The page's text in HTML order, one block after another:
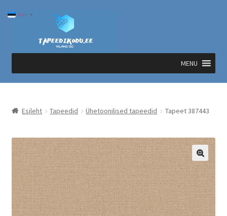
Liigu
navigeerimisele
Liigu
MENU
Esileht Tapeedid Ühetoonilised tapeedid Tapeet 387443
Eesti ▼